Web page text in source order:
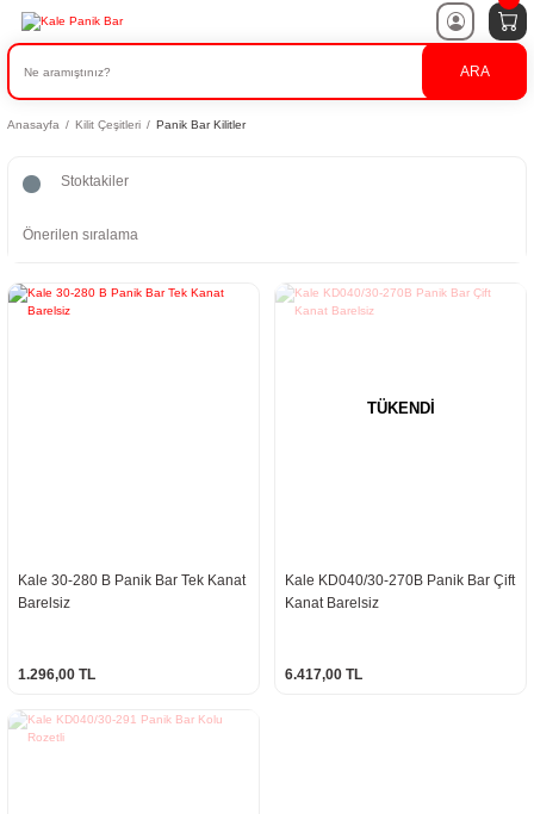
ARA
Anasayfa Kilit Çeşitleri Panik Bar Kilitler
Stoktakiler
Kale 30-280 B Panik Bar Tek Kanat
Barelsiz
1.296,00 TL
TÜKENDİ
Kale KD040/30-270B Panik Bar Çift
Kanat Barelsiz
6.417,00 TL